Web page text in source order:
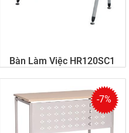
Bàn Làm Việc HR120SC1
1.373.000 đ 1.498.000 đ
-7%